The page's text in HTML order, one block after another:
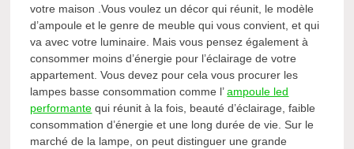
votre maison .Vous voulez un décor qui réunit, le modèle
d’ampoule et le genre de meuble qui vous convient, et qui
va avec votre luminaire. Mais vous pensez également à
consommer moins d’énergie pour l’éclairage de votre
appartement. Vous devez pour cela vous procurer les
lampes basse consommation comme l’ampoule led
performante qui réunit à la fois, beauté d’éclairage, faible
consommation d’énergie et une long durée de vie. Sur le
marché de la lampe, on peut distinguer une grande